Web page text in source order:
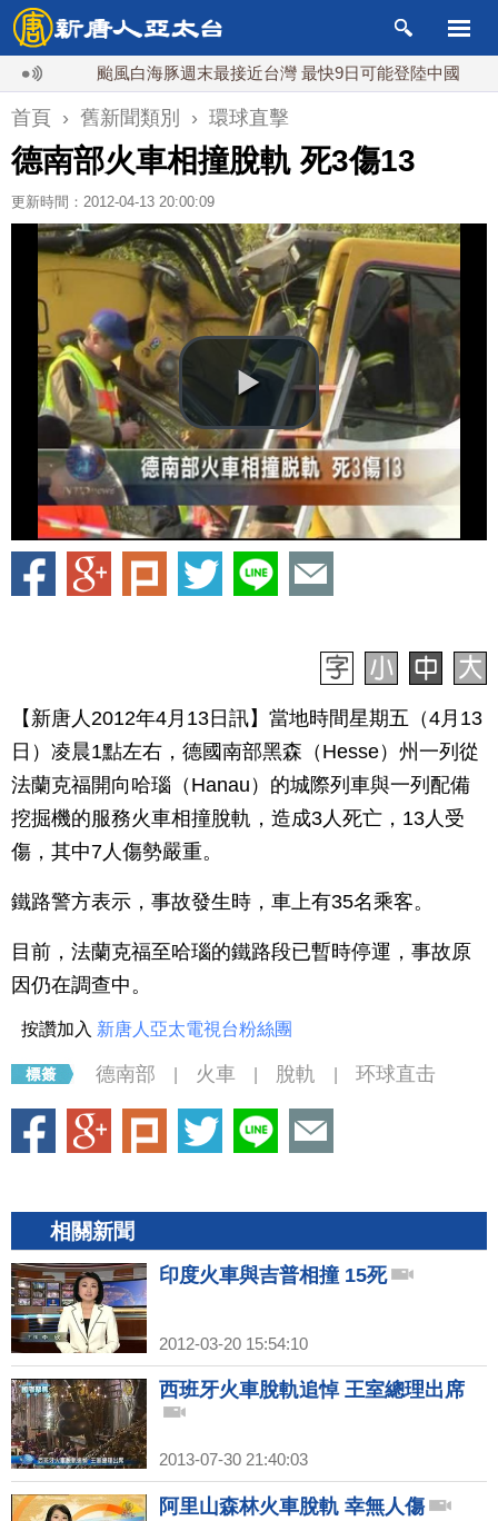
颱風白海豚週末最接近台灣 最快9日可能登陸中國
首頁 › 舊新聞類別 › 環球直擊
德南部火車相撞脫軌 死3傷13
更新時間：2012-04-13 20:00:09
【新唐人2012年4月13日訊】當地時間星期五（4月13
日）凌晨1點左右，德國南部黑森（Hesse）州一列從
法蘭克福開向哈瑙（Hanau）的城際列車與一列配備
挖掘機的服務火車相撞脫軌，造成3人死亡，13人受
傷，其中7人傷勢嚴重。
鐵路警方表示，事故發生時，車上有35名乘客。
目前，法蘭克福至哈瑙的鐵路段已暫時停運，事故原
因仍在調查中。
按讚加入 新唐人亞太電視台粉絲團
德南部 火車 脫軌 环球直击
相關新聞
印度火車與吉普相撞 15死
2012-03-20 15:54:10
西班牙火車脫軌追悼 王室總理出席
2013-07-30 21:40:03
阿里山森林火車脫軌 幸無人傷